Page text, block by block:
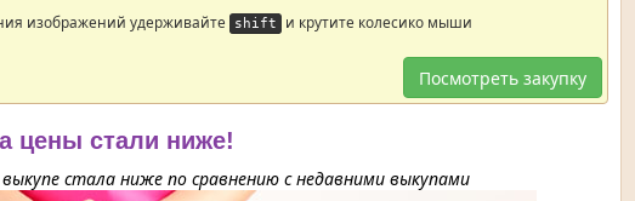
изображений удерживайте shift и крутите колесико мыши
Посмотреть закупку
цены стали ниже!
стала ниже по сравнению с недавними выкупами